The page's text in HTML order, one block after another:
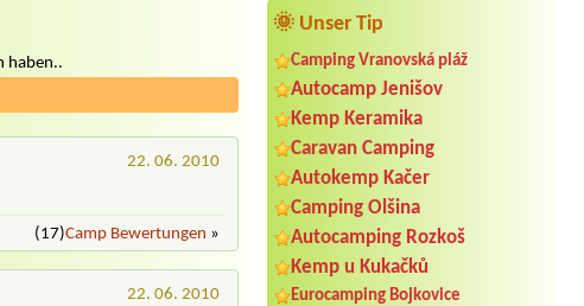
🌞 Unser Tip
Camping Vranovská pláž
Autocamp Jenišov
Kemp Keramika
Caravan Camping
Autokemp Kačer
Camping Olšina
Autocamping Rozkoš
Kemp u Kukačků
Eurocamping Bojkovice
haben..
22. 06. 2010
(17)Camp Bewertungen »
22. 06. 2010